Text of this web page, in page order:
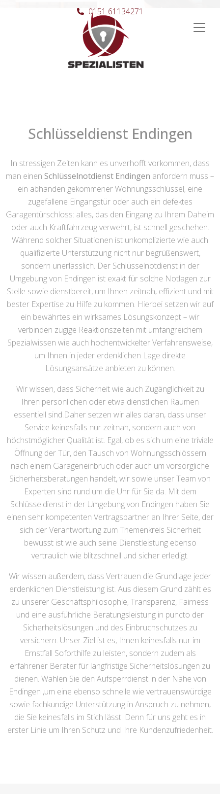
Hauptnavigation
0151 61134271
Schlüsseldienst Endingen
In stressigen Zeiten kann es unverhofft vorkommen, dass
man einen Schlüsselnotdienst Endingen anfordern muss –
ein abhanden gekommener Wohnungsschlüssel, eine
zugefallene Eingangstür oder auch ein defektes
Garagentürschloss: alles, das den Eingang zu Ihrem Daheim
oder auch Kraftfahrzeug verwehrt, ist schnell geschehen.
Während solcher Situationen ist unkomplizierte wie auch
qualifizierte Unterstützung nicht nur begrüßenswert,
sondern unerlässlich. Der Schlüsselnotdienst in der
Umgebung von Endingen ist exakt für solche Notlagen zur
Stelle sowie dienstbereit, um Ihnen zeitnah, effizient und mit
bester Expertise zu Hilfe zu kommen. Hierbei setzen wir auf
ein bewährtes ein wirksames Lösungskonzept – wir
verbinden zügige Reaktionszeiten mit umfangreichem
Spezialwissen wie auch hochentwickelter Verfahrensweise,
um Ihnen in jeder erdenklichen Lage direkte
Lösungsansätze anbieten zu können.
Wir wissen, dass Sicherheit wie auch Zugänglichkeit zu
Ihren persönlichen oder etwa dienstlichen Räumen
essentiell sind.Daher setzen wir alles daran, dass unser
Service keinesfalls nur zeitnah, sondern auch von
höchstmöglicher Qualität ist. Egal, ob es sich um eine triviale
Öffnung der Tür, den Tausch von Wohnungsschlössern
nach einem Garageneinbruch oder auch um vorsorgliche
Sicherheitsberatungen handelt, wir sowie unser Team von
Experten sind rund um die Uhr für Sie da. Mit dem
Schlüsseldienst in der Umgebung von Endingen haben Sie
einen sehr kompetenten Vertragspartner an Ihrer Seite, der
sich der Verantwortung zum Themenkreis Sicherheit
bewusst ist wie auch seine Dienstleistung ebenso
vertraulich wie blitzschnell und sicher erledigt.
Wir wissen außerdem, dass Vertrauen die Grundlage jeder
erdenklichen Dienstleistung ist. Aus diesem Grund zählt es
zu unserer Geschäftsphilosophie, Transparenz, Fairness
und eine ausführliche Beratungsleistung in puncto der
Sicherheitslösungen und des Einbruchschutzes zu
versichern. Unser Ziel ist es, Ihnen keinesfalls nur im
Ernstfall Soforthilfe zu leisten, sondern zudem als
erfahrener Berater für langfristige Sicherheitslösungen zu
dienen. Wählen Sie den Aufsperrdienst in der Nähe von
Endingen ,um eine ebenso schnelle wie vertrauenswürdige
sowie fachkundige Unterstützung in Anspruch zu nehmen,
die Sie keinesfalls im Stich lässt. Denn für uns geht es in
erster Linie um Ihren Schutz und Ihre Kundenzufriedenheit.